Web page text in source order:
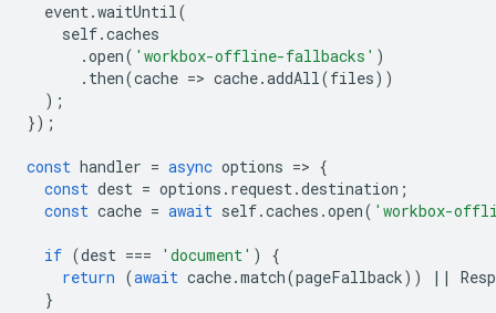
event.waitUntil(
self.caches
.open( 'workbox-offline-fallbacks' )
. then(cache => cache.addAll(files))
);
});
const handler = async options => {
const dest = options . request.destination ;
const cache = await self.caches .open( 'workbox-
if (dest === 'document' )
{
return (await cache.match(pageFallback)) ||
}